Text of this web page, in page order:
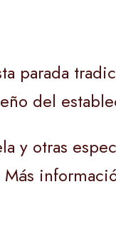
parada
del
y otras